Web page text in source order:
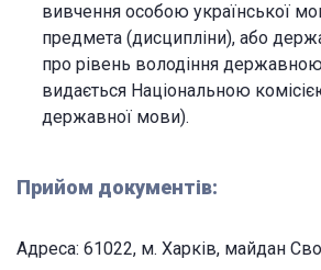
вивчення особою української
предмета (дисципліни), або
про рівень володіння
видається Національною
державної мови).
Прийом документів:
Адреса: 61022, м. Харків, майдан